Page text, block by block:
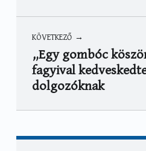
KÖVETKEZŐ
„Egy gombóc
fagyival
dolgozóknak